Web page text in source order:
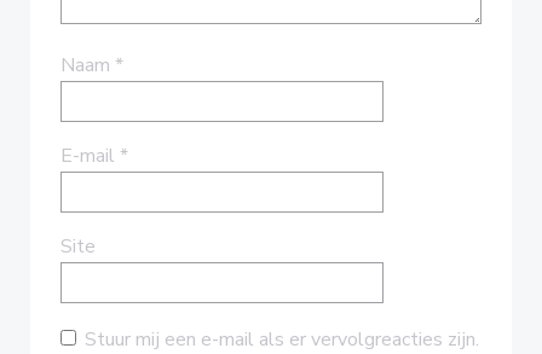
Naam *
E-mail *
Site
Stuur mij een e-mail als er vervolgreacties zijn.